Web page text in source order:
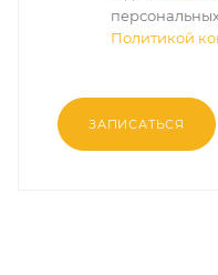
Политикой
ЗАПИСАТЬСЯ